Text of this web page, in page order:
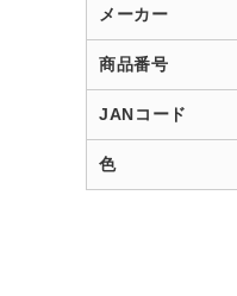
メーカー
商品番号
JANコード
色